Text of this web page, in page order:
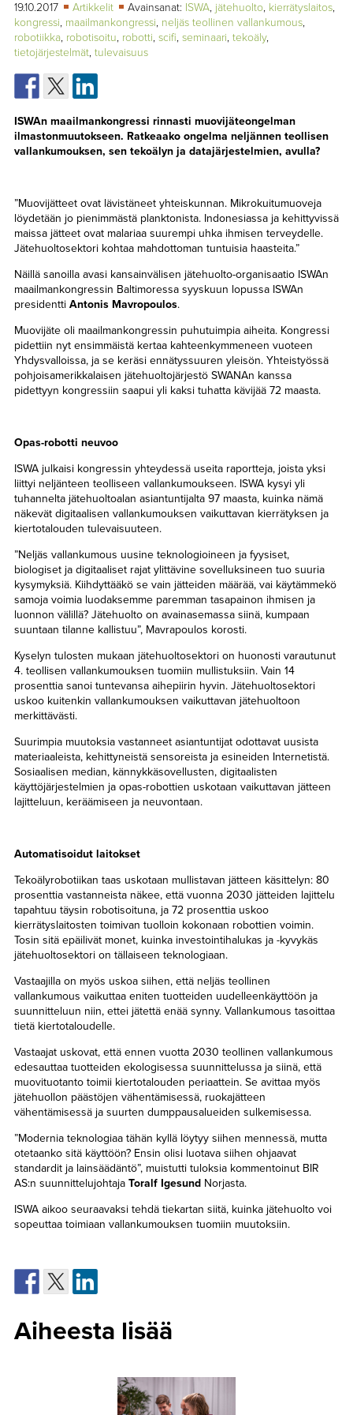
TAPAHTUMAT
YHTEYSTIEDOT
19.10.2017 Artikkelit Avainsanat: ISWA, jätehuolto, kierrätyslaitos,
kongressi, maailmankongressi, neljäs teollinen vallankumous,
robotiikka, robotisoitu, robotti, scifi, seminaari, tekoäly,
tietojärjestelmät, tulevaisuus
ISWAn maailmankongressi rinnasti muovijäteongelman
ilmastonmuutokseen. Ratkeaako ongelma neljännen teollisen
vallankumouksen, sen tekoälyn ja datajärjestelmien, avulla?
”Muovijätteet ovat lävistäneet yhteiskunnan. Mikrokuitumuoveja
löydetään jo pienimmästä planktonista. Indonesiassa ja kehittyvissä
maissa jätteet ovat malariaa suurempi uhka ihmisen terveydelle.
Jätehuoltosektori kohtaa mahdottoman tuntuisia haasteita.”
Näillä sanoilla avasi kansainvälisen jätehuolto-organisaatio ISWAn
maailmankongressin Baltimoressa syyskuun lopussa ISWAn
presidentti Antonis Mavropoulos.
Muovijäte oli maailmankongressin puhutuimpia aiheita. Kongressi
pidettiin nyt ensimmäistä kertaa kahteenkymmeneen vuoteen
Yhdysvalloissa, ja se keräsi ennätyssuuren yleisön. Yhteistyössä
pohjoisamerikkalaisen jätehuoltojärjestö SWANAn kanssa
pidettyyn kongressiin saapui yli kaksi tuhatta kävijää 72 maasta.
Opas-robotti neuvoo
ISWA julkaisi kongressin yhteydessä useita raportteja, joista yksi
liittyi neljänteen teolliseen vallankumoukseen. ISWA kysyi yli
tuhannelta jätehuoltoalan asiantuntijalta 97 maasta, kuinka nämä
näkevät digitaalisen vallankumouksen vaikuttavan kierrätyksen ja
kiertotalouden tulevaisuuteen.
”Neljäs vallankumous uusine teknologioineen ja fyysiset,
biologiset ja digitaaliset rajat ylittävine sovelluksineen tuo suuria
kysymyksiä. Kiihdyttääkö se vain jätteiden määrää, vai käytämmekö
samoja voimia luodaksemme paremman tasapainon ihmisen ja
luonnon välillä? Jätehuolto on avainasemassa siinä, kumpaan
suuntaan tilanne kallistuu”, Mavrapoulos korosti.
Kyselyn tulosten mukaan jätehuoltosektori on huonosti varautunut
4. teollisen vallankumouksen tuomiin mullistuksiin. Vain 14
prosenttia sanoi tuntevansa aihepiirin hyvin. Jätehuoltosektori
uskoo kuitenkin vallankumouksen vaikuttavan jätehuoltoon
merkittävästi.
Suurimpia muutoksia vastanneet asiantuntijat odottavat uusista
materiaaleista, kehittyneistä sensoreista ja esineiden Internetistä.
Sosiaalisen median, kännykkäsovellusten, digitaalisten
käyttöjärjestelmien ja opas-robottien uskotaan vaikuttavan jätteen
lajitteluun, keräämiseen ja neuvontaan.
Automatisoidut laitokset
Tekoälyrobotiikan taas uskotaan mullistavan jätteen käsittelyn: 80
prosenttia vastanneista näkee, että vuonna 2030 jätteiden lajittelu
tapahtuu täysin robotisoituna, ja 72 prosenttia uskoo
kierrätyslaitosten toimivan tuolloin kokonaan robottien voimin.
Tosin sitä epäilivät monet, kuinka investointihalukas ja -kyvykäs
jätehuoltosektori on tällaiseen teknologiaan.
Vastaajilla on myös uskoa siihen, että neljäs teollinen
vallankumous vaikuttaa eniten tuotteiden uudelleenkäyttöön ja
suunnitteluun niin, ettei jätettä enää synny. Vallankumous tasoittaa
tietä kiertotaloudelle.
Vastaajat uskovat, että ennen vuotta 2030 teollinen vallankumous
edesauttaa tuotteiden ekologisessa suunnittelussa ja siinä, että
muovituotanto toimii kiertotalouden periaattein. Se avittaa myös
jätehuollon päästöjen vähentämisessä, ruokajätteen
vähentämisessä ja suurten dumppausalueiden sulkemisessa.
”Modernia teknologiaa tähän kyllä löytyy siihen mennessä, mutta
otetaanko sitä käyttöön? Ensin olisi luotava siihen ohjaavat
standardit ja lainsäädäntö”, muistutti tuloksia kommentoinut BIR
AS:n suunnittelujohtaja Toralf IgesundNorjasta.
ISWA aikoo seuraavaksi tehdä tiekartan siitä, kuinka jätehuolto voi
sopeuttaa toimiaan vallankumouksen tuomiin muutoksiin.
Aiheesta lisää